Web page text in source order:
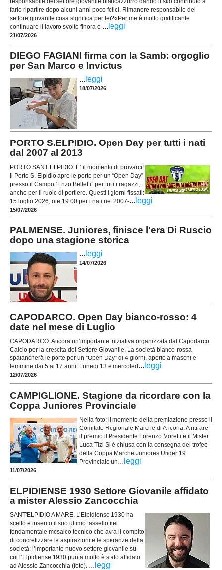
farlo ripartire dopo alcuni anni poco felici. Rimanere responsabile del
settore giovanile cosa significa per lei?«Per me è molto gratificante
continuare il lavoro svolto finora e ... leggi
21/07/2026
DIEGO FAGIANI firma con la Samb: orgoglio
per San Marco e Invictus
... leggi
18/07/2026
PORTO S.ELPIDIO. Open Day per tutti i nati
dal 2007 al 2013
PORTO SANT’ELPIDIO. E’ il momento di provarci!
Il Porto S. Elpidio apre le porte per un “Open Day”
presso il Campo “Enzo Belletti” per tutti i ragazzi,
anche per il ruolo di portiere. Questi i giorni fissati:
15 luglio 2026, ore 19:00 per i nati nel 2007-... leggi
15/07/2026
PALMENSE. Juniores, finisce l'era Di Ruscio
dopo una stagione storica
... leggi
14/07/2026
CAPODARCO. Open Day bianco-rosso: 4
date nel mese di Luglio
CAPODARCO. Ancora un’importante iniziativa organizzata dal Capodarco
Calcio per la crescita del Settore Giovanile. La società bianco-rossa
spalancherà le porte per un “Open Day” di 4 giorni, aperto a maschi e
femmine dai 5 ai 17 anni. Lunedi 13 e mercoled ... leggi
12/07/2026
CAMPIGLIONE. Stagione da ricordare con la
Coppa Juniores Provinciale
Nella foto: il momento della premiazione presso il
Comitato Regionale Marche di Ancona. A ritirare
il premio il Presidente Lorenzo Moretti e il Mister
Luca Tizi Si è chiusa con la consegna del trofeo
della Coppa Marche Juniores Under 19
Provinciale un... leggi
11/07/2026
ELPIDIENSE 1930 Settore Giovanile affidato
a mister Alessio Zancocchia
SANT'ELPIDIO A MARE. L’Elpidiense 1930 ha
scelto e inserito il suo ultimo tassello nel
fondamentale mosaico tecnico che avrà il compito
di concretizzare le aspirazioni e le speranze della
società: l’importante nuovo settore giovanile su
cui l’Elpidiense 1930 punta molto è stato affidato
ad Alessio Zancocchia (foto). ... leggi